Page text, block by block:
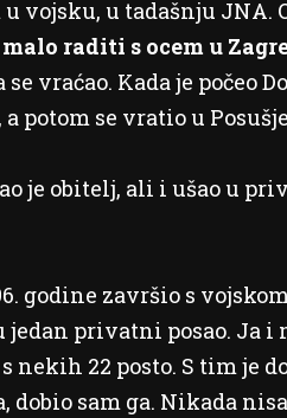
vojsku, u tadašnju JNA.
raditi s ocem u
se vraćao. Kada je počeo
potom se vratio u
je obitelj, ali i ušao u
godine završio s
jedan privatni posao. Ja
nekih 22 posto. S tim je
dobio sam ga. Nikada